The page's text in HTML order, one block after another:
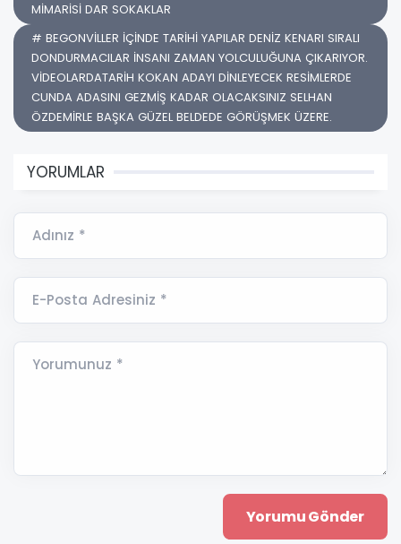
MİMARİSİ DAR SOKAKLAR
# BEGONVİLLER İÇİNDE TARİHİ YAPILAR DENİZ KENARI SIRALI
DONDURMACILAR İNSANI ZAMAN YOLCULUĞUNA ÇIKARIYOR.
VİDEOLARDATARİH KOKAN ADAYI DİNLEYECEK RESİMLERDE
CUNDA ADASINI GEZMİŞ KADAR OLACAKSINIZ SELHAN
ÖZDEMİRLE BAŞKA GÜZEL BELDEDE GÖRÜŞMEK ÜZERE.
YORUMLAR
Adınız *
E-Posta Adresiniz *
Yorumunuz *